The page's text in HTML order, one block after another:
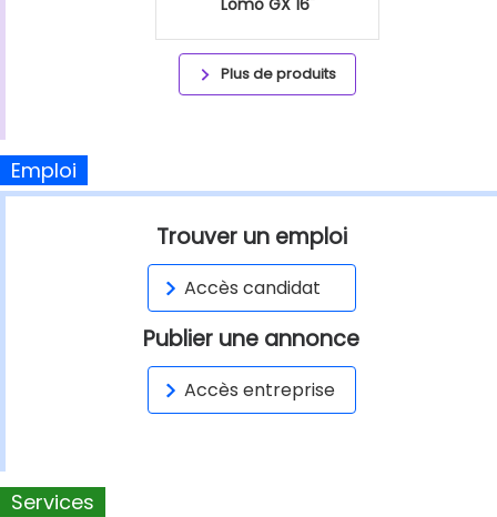
Plus de produits
Emploi
Trouver un emploi
Accès candidat
Publier une annonce
Accès entreprise
Services